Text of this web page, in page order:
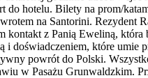
hotelu. Bilety na prom/
na Santorini. Rezydent
kontakt z Panią Eweliną,
doświadczeniem, które
powrót do Polski.
w Pasażu Grunwaldzkim.